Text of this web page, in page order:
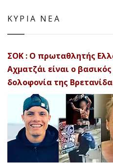
ΚΥΡΙΑ ΝΕΑ
ΣΟΚ : Ο πρωταθλητής
Αχματζάι είναι ο
δολοφονία της